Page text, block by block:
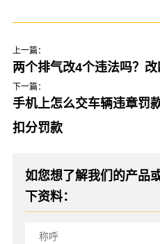
上一篇：
两个排气改4个违法吗？
下一篇：
手机上怎么交车辆违章罚
扣分罚款
如您想了解我们的产品
下资料：